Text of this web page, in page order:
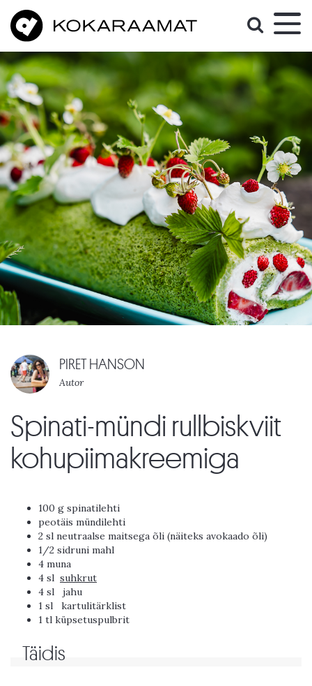
PIRET HANSON
Autor
Spinati-mündi rullbiskviit
kohupiimakreemiga
100 g spinatilehti
peotäis mündilehti
2 sl neutraalse maitsega õli (näiteks avokaado õli)
1/2 sidruni mahl
4 muna
4 sl suhkrut
4 sl
jahu
1 sl
kartulitärklist
1 tl küpsetuspulbrit
Täidis